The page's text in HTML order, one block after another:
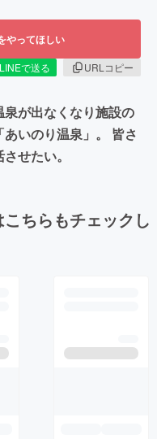
やってほしい
LINEで送る
URLコピー
が出なくなり施設の
いのり温泉」。 皆さ
せたい。
ちらもチェックし